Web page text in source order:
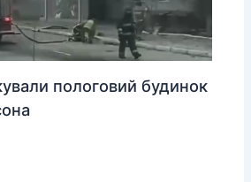
пологовий будинок